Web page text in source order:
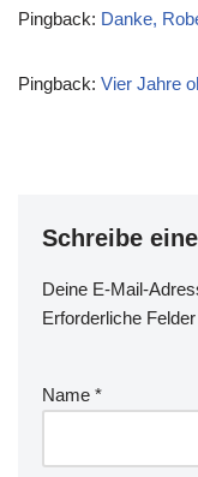
Pingback: Danke,
Pingback: Vier Jahre
Schreibe
Deine E-Mail-
Erforderliche
Name *